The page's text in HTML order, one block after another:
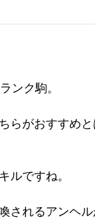
ンク駒。
らがおすすめ
ルですね。
れるアンヘ